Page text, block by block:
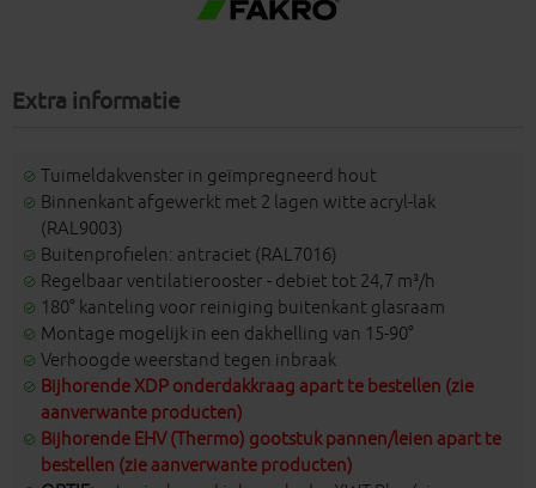
Extra informatie
Tuimeldakvenster in geïmpregneerd hout
Binnenkant afgewerkt met 2 lagen witte acryl-lak
(RAL9003)
Buitenprofielen: antraciet (RAL7016)
Regelbaar ventilatierooster - debiet tot 24,7 m³/h
180° kanteling voor reiniging buitenkant glasraam
Montage mogelijk in een dakhelling van 15-90°
Verhoogde weerstand tegen inbraak
Bijhorende XDP onderdakkraag apart te bestellen (zie
aanverwante producten)
Bijhorende EHV (Thermo) gootstuk pannen/leien apart te
bestellen (zie aanverwante producten)